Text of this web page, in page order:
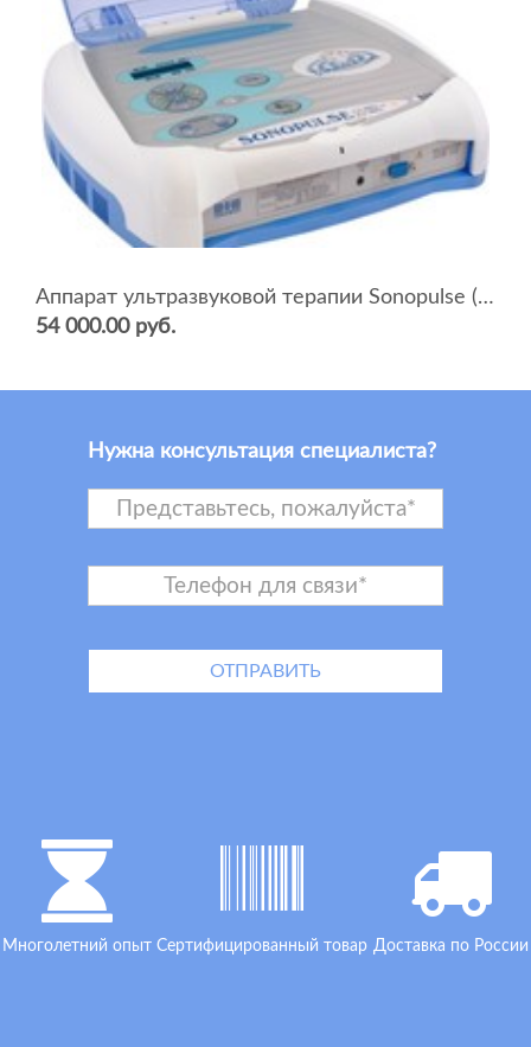
Аппарат ультразвуковой терапии Sonopulse (мультичастотный 1 и 3 Мгц)
54 000.00 руб.
Нужна консультация специалиста?
Многолетний опыт Сертифицированный товар Доставка по России